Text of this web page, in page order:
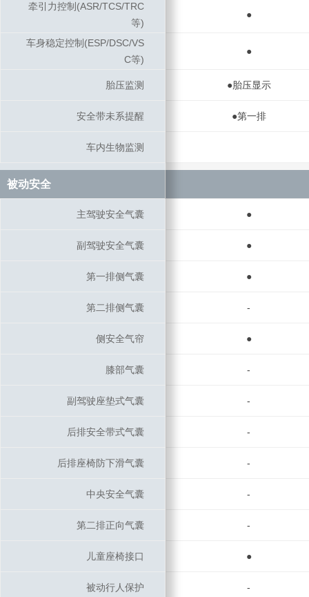
牵引力控制(ASR/TCS/TRC
等)
●
车身稳定控制(ESP/DSC/VS
C等)
●
胎压监测 ●胎压显示
安全带未系提醒 ●第一排
车内生物监测
被动安全
主驾驶安全气囊 ●
副驾驶安全气囊 ●
第一排侧气囊 ●
第二排侧气囊 -
侧安全气帘 ●
膝部气囊 -
副驾驶座垫式气囊 -
后排安全带式气囊 -
后排座椅防下滑气囊 -
中央安全气囊 -
第二排正向气囊 -
儿童座椅接口 ●
被动行人保护 -
牵引力控制(ASR/TCS/TRC
等)
车身稳定控制(ESP/DSC/VS
C等)
胎压监测
安全带未系提醒
车内生物监测
被动安全
主驾驶安全气囊
副驾驶安全气囊
第一排侧气囊
第二排侧气囊
侧安全气帘
膝部气囊
副驾驶座垫式气囊
后排安全带式气囊
后排座椅防下滑气囊
中央安全气囊
第二排正向气囊
儿童座椅接口
被动行人保护